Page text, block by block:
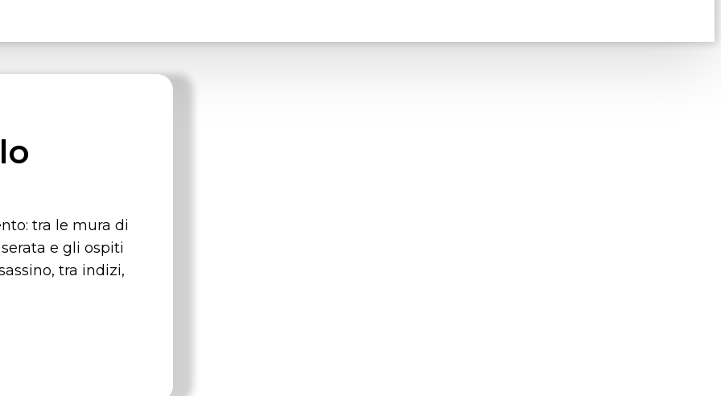
tra le mura di
e gli ospiti
tra indizi,